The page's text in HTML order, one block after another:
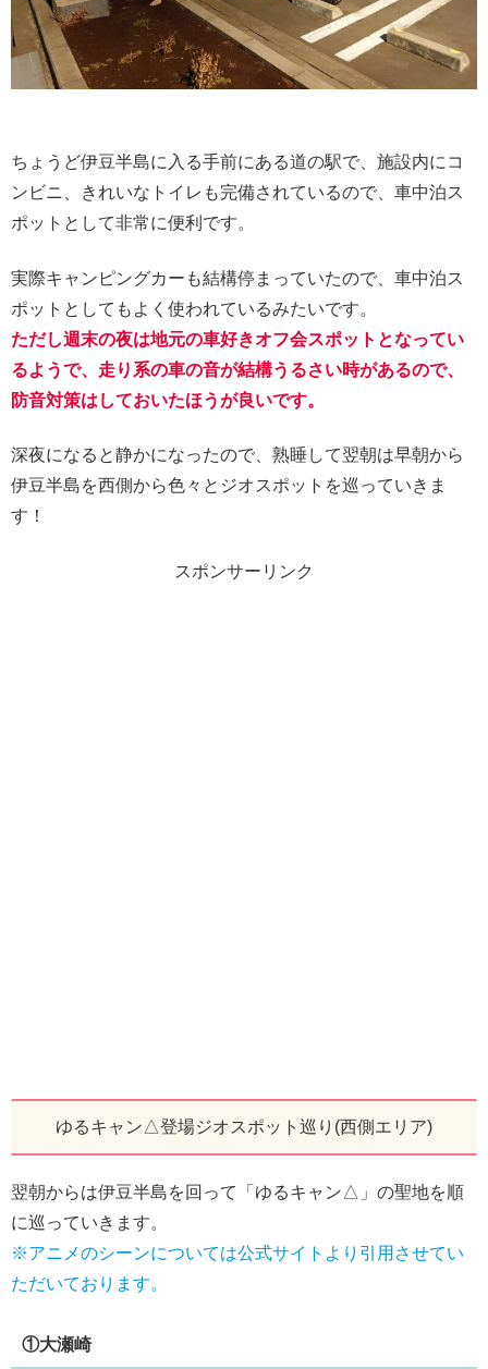
ちょうど伊豆半島に入る手前にある道の駅で、施設内にコ
ンビニ、きれいなトイレも完備されているので、車中泊ス
ポットとして非常に便利です。
実際キャンピングカーも結構停まっていたので、車中泊ス
ポットとしてもよく使われているみたいです。
ただし週末の夜は地元の車好きオフ会スポットとなってい
るようで、走り系の車の音が結構うるさい時があるので、
防音対策はしておいたほうが良いです。
深夜になると静かになったので、熟睡して翌朝は早朝から
伊豆半島を西側から色々とジオスポットを巡っていきま
す！
スポンサーリンク
ゆるキャン△登場ジオスポット巡り(西側エリア)
翌朝からは伊豆半島を回って「ゆるキャン△」の聖地を順
に巡っていきます。
※アニメのシーンについては公式サイトより引用させてい
ただいております。
①大瀬崎